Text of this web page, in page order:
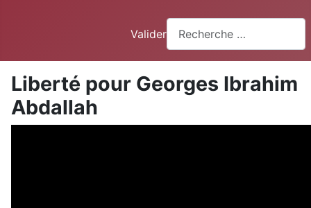
Valider
Liberté pour Georges Ibrahim
Abdallah